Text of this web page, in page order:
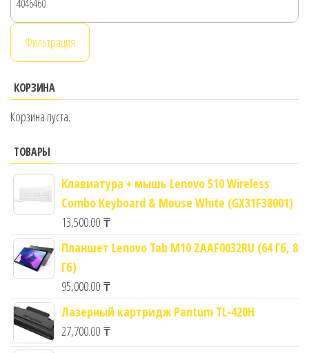
Фильтрация
КОРЗИНА
Корзина пуста.
ТОВАРЫ
Клавиатура + мышь Lenovo 510 Wireless
Combo Keyboard & Mouse White (GX31F38001)
13,500.00 ₸
Планшет Lenovo Tab M10 ZAAF0032RU (64 Гб, 8
Гб)
95,000.00 ₸
Лазерный картридж Pantum TL-420H
27,700.00 ₸